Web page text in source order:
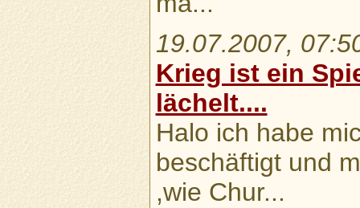
19.07.2007,
Krieg ist ein
lächelt....
Halo ich habe
beschäftigt und
,wie Chur...